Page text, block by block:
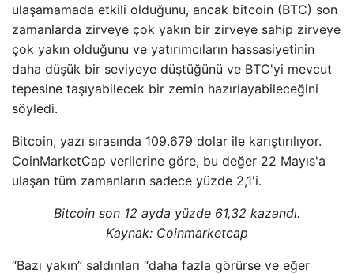
ulaşamamada etkili olduğunu, ancak bitcoin (BTC) son
zamanlarda zirveye çok yakın bir zirveye sahip zirveye
çok yakın olduğunu ve yatırımcıların hassasiyetinin
daha düşük bir seviyeye düştüğünü ve BTC'yi mevcut
tepesine taşıyabilecek bir zemin hazırlayabileceğini
söyledi.
Bitcoin, yazı sırasında 109.679 dolar ile karıştırılıyor.
CoinMarketCap verilerine göre, bu değer 22 Mayıs'a
ulaşan tüm zamanların sadece yüzde 2,1'i.
Bitcoin son 12 ayda yüzde 61,32 kazandı.
Kaynak: Coinmarketcap
“Bazı yakın” saldırıları “daha fazla görürse ve eğer